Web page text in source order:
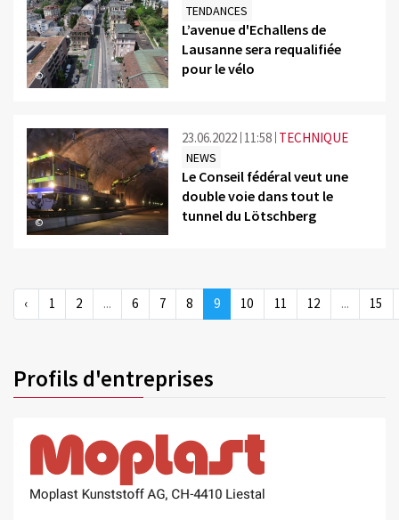
©
TENDANCES
L’avenue d'Echallens de
Lausanne sera requalifiée
pour le vélo
©
23.06.2022 11:58 TECHNIQUE
NEWS
Le Conseil fédéral veut une
double voie dans tout le
tunnel du Lötschberg
‹ 1 2 ... 6 7 8 9 10 11 12 ... 15
Profils d'entreprises